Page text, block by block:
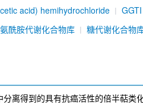
acid) hemihydrochloride
Hecogenin Schisanhenol
酰胺代谢化合物库 糖代谢化合物
离得到的具有抗癌活性的倍半萜